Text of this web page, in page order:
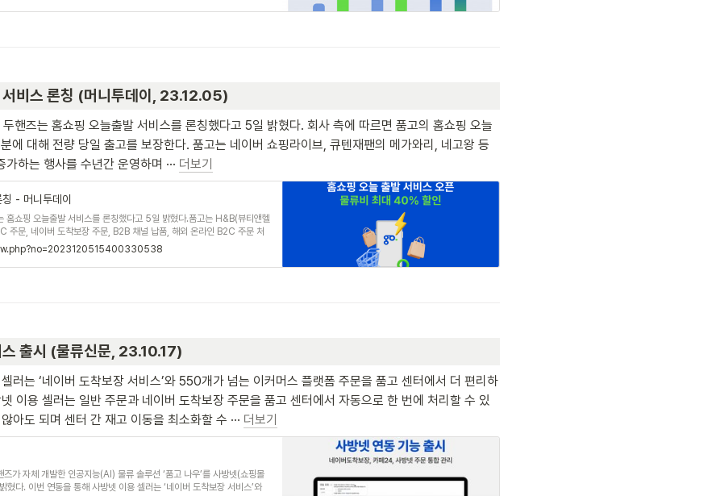
서비스 론칭 (머니투데이, 23.12.05)
핸즈는 홈쇼핑 오늘출발 서비스를 론칭했다고 5일 밝혔다. 회사 측에 따르면 품고의 홈쇼핑 오늘
에 대해 전량 당일 출고를 보장한다. 품고는 네이버 쇼핑라이브, 큐텐재팬의 메가와리, 네고왕 등
하는 행사를 수년간 운영하며 ··· 더보기
- 머니투데이
홈쇼핑 오늘출발 서비스를 론칭했다고 5일 밝혔다.품고는 H&B(뷰티앤헬
주문, 네이버 도착보장 주문, B2B 채널 납품, 해외 온라인 B2C 주문 처
류는 공식 지원하지 않았다. 그러나 지난 9월 시행한 '2023 품고 고객사
스 출시 (물류신문, 23.10.17)
러는 ‘네이버 도착보장 서비스’와 550개가 넘는 이커머스 플랫폼 주문을 품고 센터에서 더 편리하
이용 셀러는 일반 주문과 네이버 도착보장 주문을 품고 센터에서 자동으로 한 번에 처리할 수 있
아도 되며 센터 간 재고 이동을 최소화할 수 ··· 더보기
즈가 자체 개발한 인공지능(AI) 물류 솔루션 ‘품고 나우’를 사방넷(쇼핑몰
다. 이번 연동을 통해 사방넷 이용 셀러는 ‘네이버 도착보장 서비스’와